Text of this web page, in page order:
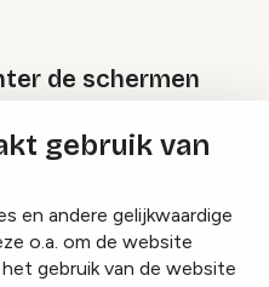
gebruik van
en andere gelijkwaardige
o.a. om de website
gebruik van de website
de schermen
Specials